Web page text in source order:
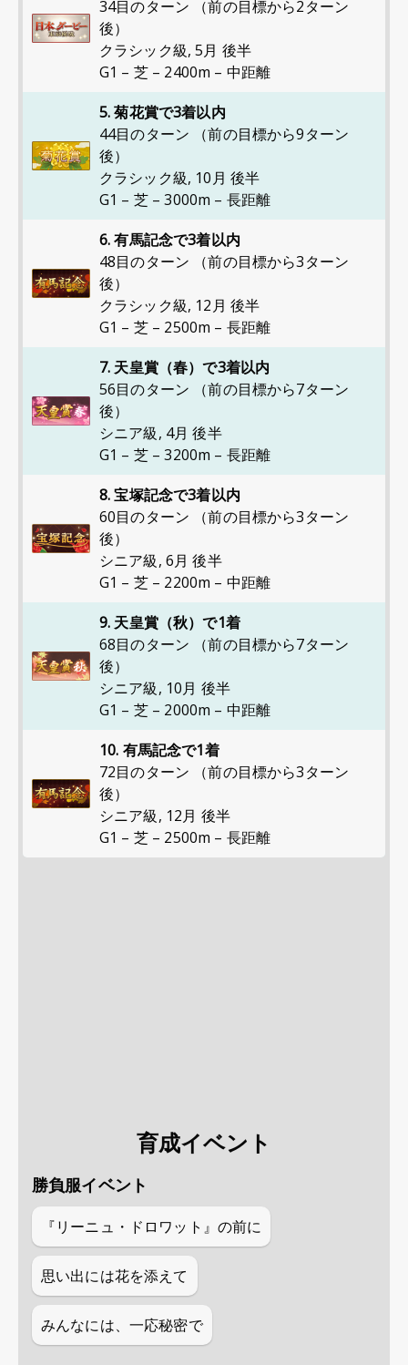
34目のターン （前の目標から2ターン
後）
クラシック級, 5月 後半
G1 – 芝 – 2400m – 中距離
5. 菊花賞で3着以内
44目のターン （前の目標から9ターン
後）
クラシック級, 10月 後半
G1 – 芝 – 3000m – 長距離
6. 有馬記念で3着以内
48目のターン （前の目標から3ターン
後）
クラシック級, 12月 後半
G1 – 芝 – 2500m – 長距離
7. 天皇賞（春）で3着以内
56目のターン （前の目標から7ターン
後）
シニア級, 4月 後半
G1 – 芝 – 3200m – 長距離
8. 宝塚記念で3着以内
60目のターン （前の目標から3ターン
後）
シニア級, 6月 後半
G1 – 芝 – 2200m – 中距離
9. 天皇賞（秋）で1着
68目のターン （前の目標から7ターン
後）
シニア級, 10月 後半
G1 – 芝 – 2000m – 中距離
10. 有馬記念で1着
72目のターン （前の目標から3ターン
後）
シニア級, 12月 後半
G1 – 芝 – 2500m – 長距離
育成イベント
勝負服イベント
『リーニュ・ドロワット』の前に
思い出には花を添えて
みんなには、一応秘密で